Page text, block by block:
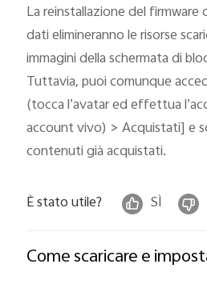
La reinstallazione del firmware
dati elimineranno le risorse
immagini della schermata di
Tuttavia, puoi comunque
(tocca l’avatar ed effettua
account vivo) > Acquistati] e
contenuti già acquistati.
È stato utile? SÌ
Come scaricare e